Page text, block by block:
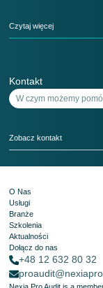
Czytaj więcej
Kontakt
Zobacz kontakt
O Nas
Usługi
Branże
Szkolenia
Aktualności
Dołącz do nas
+48 12 632 80 32